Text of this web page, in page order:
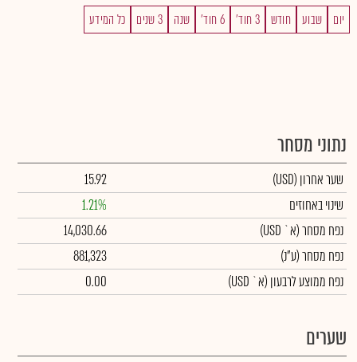
יום שבוע חודש 3 חוד' 6 חוד' שנה 3 שנים כל המידע
נתוני מסחר
שער אחרון (USD)
15.92
שינוי באחוזים
1.21%
נפח מסחר(א` USD)
14,030.66
נפח מסחר(ע"נ)
881,323
נפח ממוצע לרבעון (א` USD)
0.00
שערים